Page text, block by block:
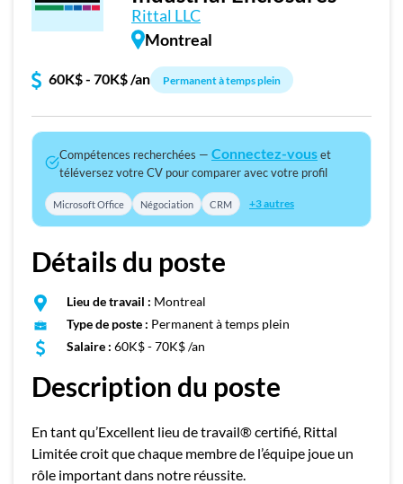
Rittal LLC
Montreal
60K$ - 70K$ /an Permanent à temps plein
Compétences recherchées — Connectez-vouset
téléversez votre CV pour comparer avec votre profil
Microsoft Office Négociation CRM +3 autres
Détails du poste
Lieu de travail : Montreal
Type de poste : Permanent à temps plein
Salaire : 60K$ - 70K$ /an
Description du poste
En tant qu’Excellent lieu de travail® certifié, Rittal
Limitée croit que chaque membre de l’équipe joue un
rôle important dans notre réussite.